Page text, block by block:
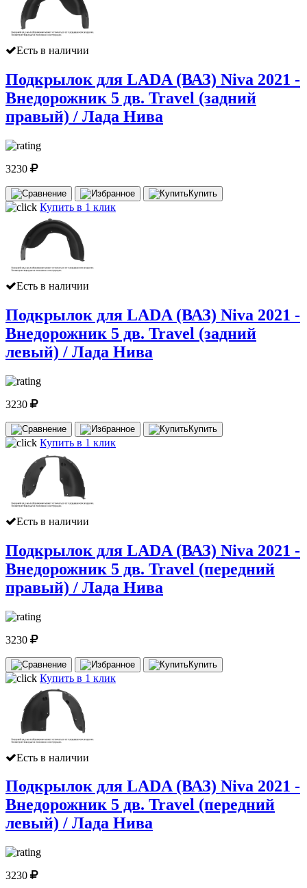
Есть в наличии
Подкрылок для LADA (ВАЗ) Niva 2021 -
Внедорожник 5 дв. Travel (задний
правый) / Лада Нива
3230
Купить
Купить в 1 клик
Есть в наличии
Подкрылок для LADA (ВАЗ) Niva 2021 -
Внедорожник 5 дв. Travel (задний
левый) / Лада Нива
3230
Купить
Купить в 1 клик
Есть в наличии
Подкрылок для LADA (ВАЗ) Niva 2021 -
Внедорожник 5 дв. Travel (передний
правый) / Лада Нива
3230
Купить
Купить в 1 клик
Есть в наличии
Подкрылок для LADA (ВАЗ) Niva 2021 -
Внедорожник 5 дв. Travel (передний
левый) / Лада Нива
3230